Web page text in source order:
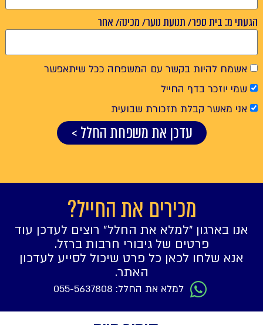
נוער/ מכינה/ אחר
עם המשפחה ככל שיתאפשר
תזכורת שבועית
את משפחת החלל >
את החייל?
את החלל״ רוצים לעדכן עוד
של גיבורי חרבות ברזל.
כל פרט שיכול לסייע לעדכון
למלא את החלל: 055-5637808